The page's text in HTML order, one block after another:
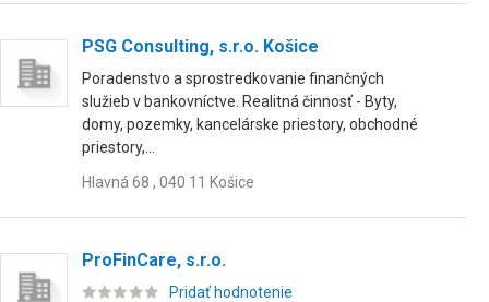
PSG Consulting, s.r.o. Košice
Poradenstvo a sprostredkovanie finančných
služieb v bankovníctve. Realitná činnosť - Byty,
domy, pozemky, kancelárske priestory, obchodné
priestory,...
Hlavná 68 , 040 11 Košice
ProFinCare, s.r.o.
Pridať hodnotenie